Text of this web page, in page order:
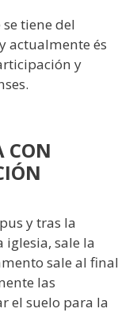
tiene del
actualmente és
y
CON
y tras la
iglesia, sale la
sale al final
las
el suelo para la